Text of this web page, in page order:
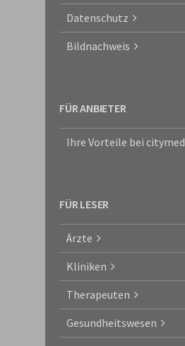
Datenschutz
Bildnachweis
FÜR ANBIETER
Ihre Vorteile bei citymed
FÜR LESER
Ärzte
Kliniken
Therapeuten
Gesundheitswesen